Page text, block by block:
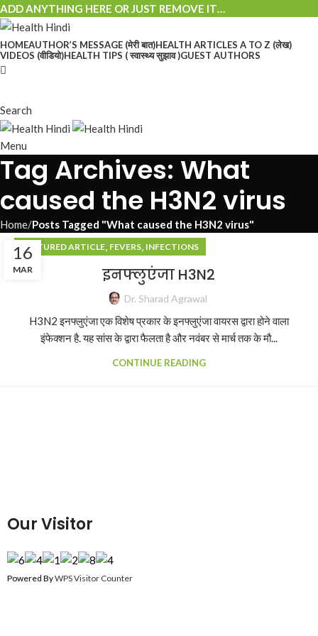
ADD ANYTHING HERE OR JUST REMOVE IT…
HOMEAUTHOR’S MESSAGE (मेरी बात)HEALTH ARTICLES A TO Z (लेख)
VIDEOS (वीडियो)HEALTH TIPS ( स्वास्थ्य सुझाव )GUEST AUTHORS
Search
Menu
Tag Archives: What
caused the H3N2 virus
Home Posts Tagged "What caused the H3N2 virus"
16
MAR
FEATURED ARTICLE, FEVERS, INFECTIONS
इनफ्लुएंजा H3N2
Dr. Sharad Agrawal
H3N2 इनफ्लुएंजा एक विशेष प्रकार के इनफ्लुएंजा वायरस द्वारा होने वाला
इंफेक्शन है. यह सांस के द्वारा फैलता है और नवंबर से मार्च तक के मौ...
CONTINUE READING
Our Visitor
Powered ByWPS Visitor Counter